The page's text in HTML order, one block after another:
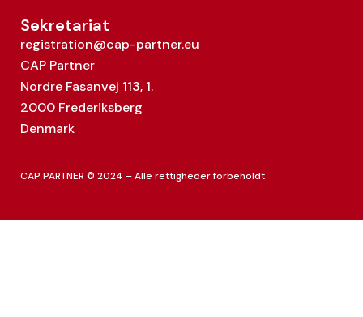
Sekretariat
registration@cap-partner.eu
CAP Partner
Nordre Fasanvej 113, 1.
2000 Frederiksberg
Denmark
CAP PARTNER © 2024 – Alle rettigheder forbeholdt